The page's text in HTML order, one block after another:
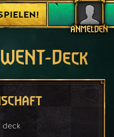
ANMELDEN
Deck
deck